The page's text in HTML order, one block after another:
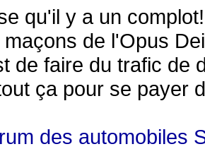
qu'il y a un
de l'Opus
de faire du trafic de
ça pour se payer
des automobiles